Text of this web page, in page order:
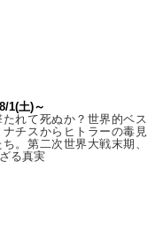
1(土)～
れて死ぬか？世界的ベス
ナチスからヒトラーの毒見
。第二次世界大戦末期、
る真実